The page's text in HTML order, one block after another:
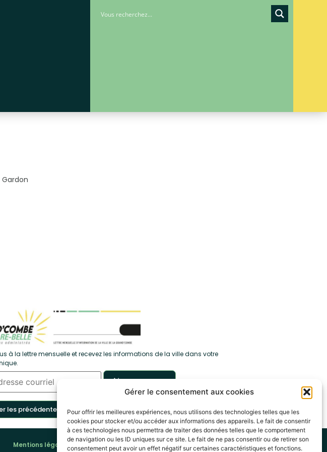
Gérer le consentement aux cookies
Pour offrir les meilleures expériences, nous utilisons des technologies telles que les
cookies pour stocker et/ou accéder aux informations des appareils. Le fait de consentir
à ces technologies nous permettra de traiter des données telles que le comportement
de navigation ou les ID uniques sur ce site. Le fait de ne pas consentir ou de retirer son
consentement peut avoir un effet négatif sur certaines caractéristiques et fonctions.
Gardon
à la lettre mensuelle et recevez les informations de la ville dans votre
les précédentes
Mentions légales Politique de cookies (UE)